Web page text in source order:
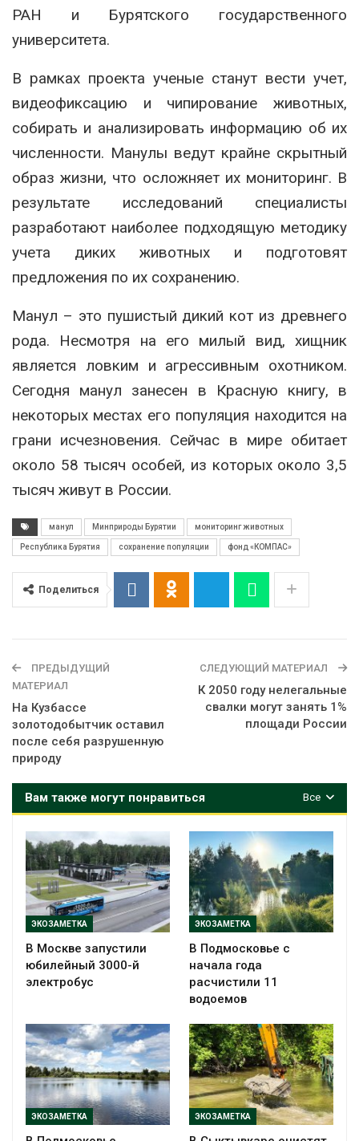
РАН и Бурятского государственного
университета.
В рамках проекта ученые станут вести учет,
видеофиксацию и чипирование животных,
собирать и анализировать информацию об их
численности. Манулы ведут крайне скрытный
образ жизни, что осложняет их мониторинг. В
результате исследований специалисты
разработают наиболее подходящую методику
учета диких животных и подготовят
предложения по их сохранению.
Манул – это пушистый дикий кот из древнего
рода. Несмотря на его милый вид, хищник
является ловким и агрессивным охотником.
Сегодня манул занесен в Красную книгу, в
некоторых местах его популяция находится на
грани исчезновения. Сейчас в мире обитает
около 58 тысяч особей, из которых около 3,5
тысяч живут в России.
манул Минприроды Бурятии мониторинг животных
Республика Бурятия сохранение популяции фонд «КОМПАС»
Поделиться
ПРЕДЫДУЩИЙ
МАТЕРИАЛ
На Кузбассе
золотодобытчик оставил
после себя разрушенную
природу
СЛЕДУЮЩИЙ МАТЕРИАЛ
К 2050 году нелегальные
свалки могут занять 1%
площади России
Все
Вам также могут понравиться
ЭКОЗАМЕТКА
В Москве запустили
юбилейный 3000-й
электробус
ЭКОЗАМЕТКА
В Подмосковье с
начала года
расчистили 11
водоемов
ЭКОЗАМЕТКА ЭКОЗАМЕТКА